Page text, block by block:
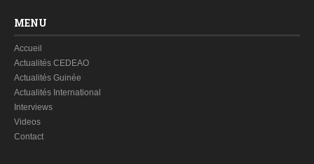
MENU
Accueil
Actualités CEDEAO
Actualités Guinée
Actualités International
Interviews
Videos
Contact